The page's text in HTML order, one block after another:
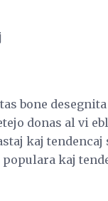
bone
donas al vi
kaj
kaj